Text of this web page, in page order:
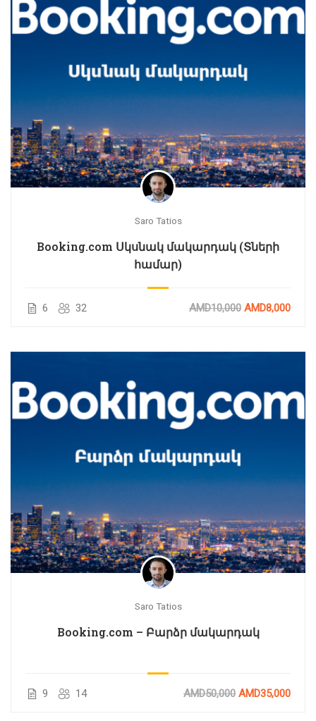
Saro Tatios
Booking.com Սկսնակ մակարդակ (Տների
համար)
6 32 AMD10,000 AMD8,000
Saro Tatios
Booking.com – Բարձր մակարդակ
9 14 AMD50,000 AMD35,000